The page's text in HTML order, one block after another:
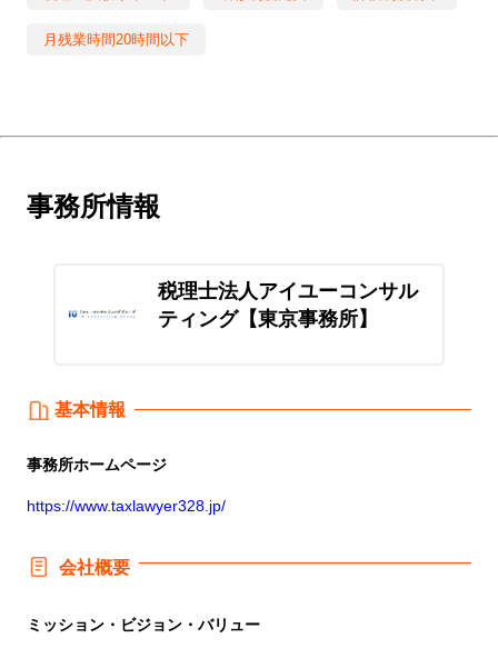
月残業時間20時間以下
事務所情報
税理士法人アイユーコンサル
ティング【東京事務所】
基本情報
事務所ホームページ
https://www.taxlawyer328.jp/
会社概要
ミッション・ビジョン・バリュー